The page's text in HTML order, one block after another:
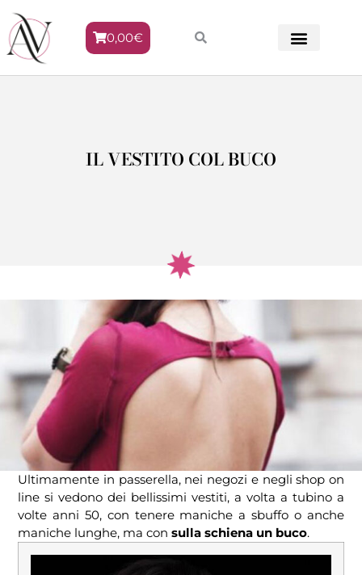
0,00€
IL VESTITO COL BUCO
Ultimamente in passerella, nei negozi e negli shop on
line si vedono dei bellissimi vestiti, a volta a tubino a
volte anni 50, con tenere maniche a sbuffo o anche
maniche lunghe, ma con sulla schiena un buco.